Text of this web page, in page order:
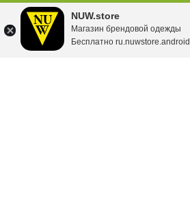
NUW.store
Магазин брендовой одежды
Бесплатно ru.nuwstore.android